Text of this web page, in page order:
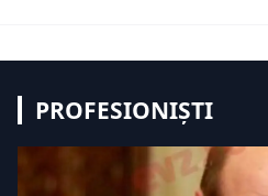
PROFESIONIȘTI